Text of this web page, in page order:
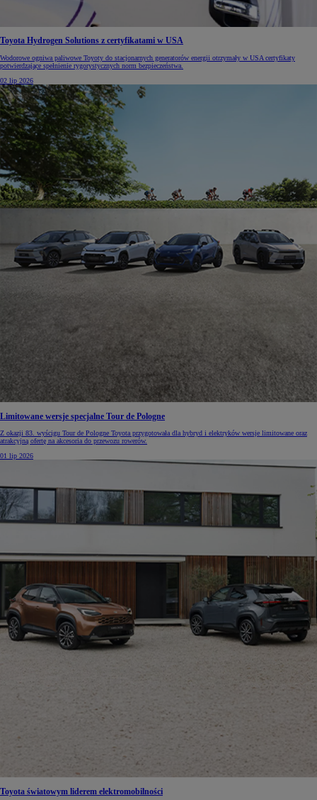
Toyota Hydrogen Solutions z certyfikatami w USA
Wodorowe ogniwa paliwowe Toyoty do stacjonarnych generatorów energii otrzymały w USA certyfikaty
potwierdzające spełnienie rygorystycznych norm bezpieczeństwa.
02 lip 2026
Limitowane wersje specjalne Tour de Pologne
Z okazji 83. wyścigu Tour de Pologne Toyota przygotowała dla hybryd i elektryków wersje limitowane oraz
atrakcyjną ofertę na akcesoria do przewozu rowerów.
01 lip 2026
Toyota światowym liderem elektromobilności